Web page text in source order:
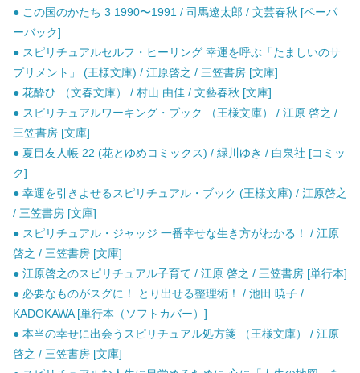
● この国のかたち 3 1990〜1991 / 司馬遼太郎 / 文芸春秋 [ペーパ
ーバック]
● スピリチュアルセルフ・ヒーリング 幸運を呼ぶ「たましいのサ
プリメント」 (王様文庫) / 江原啓之 / 三笠書房 [文庫]
● 花酔ひ （文春文庫） / 村山 由佳 / 文藝春秋 [文庫]
● スピリチュアルワーキング・ブック （王様文庫） / 江原 啓之 /
三笠書房 [文庫]
● 夏目友人帳 22 (花とゆめコミックス) / 緑川ゆき / 白泉社 [コミッ
ク]
● 幸運を引きよせるスピリチュアル・ブック (王様文庫) / 江原啓之
/ 三笠書房 [文庫]
● スピリチュアル・ジャッジ 一番幸せな生き方がわかる！ / 江原
啓之 / 三笠書房 [文庫]
● 江原啓之のスピリチュアル子育て / 江原 啓之 / 三笠書房 [単行本]
● 必要なものがスグに！ とり出せる整理術！ / 池田 暁子 /
KADOKAWA [単行本（ソフトカバー）]
● 本当の幸せに出会うスピリチュアル処方箋 （王様文庫） / 江原
啓之 / 三笠書房 [文庫]